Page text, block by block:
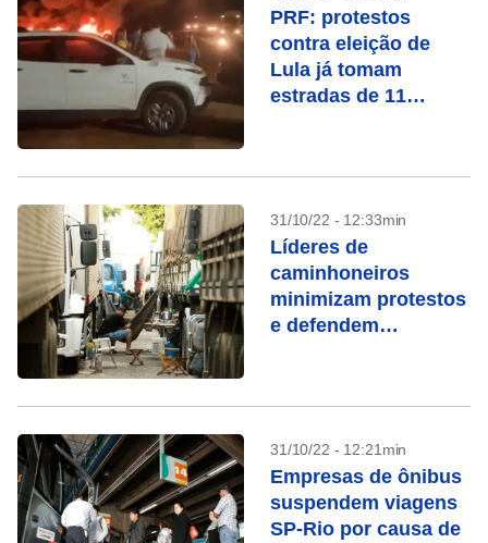
PRF: protestos
contra eleição de
Lula já tomam
estradas de 11
31/10/22 - 12:33min
Líderes de
caminhoneiros
minimizam protestos
e defendem
31/10/22 - 12:21min
Empresas de ônibus
suspendem viagens
SP-Rio por causa de